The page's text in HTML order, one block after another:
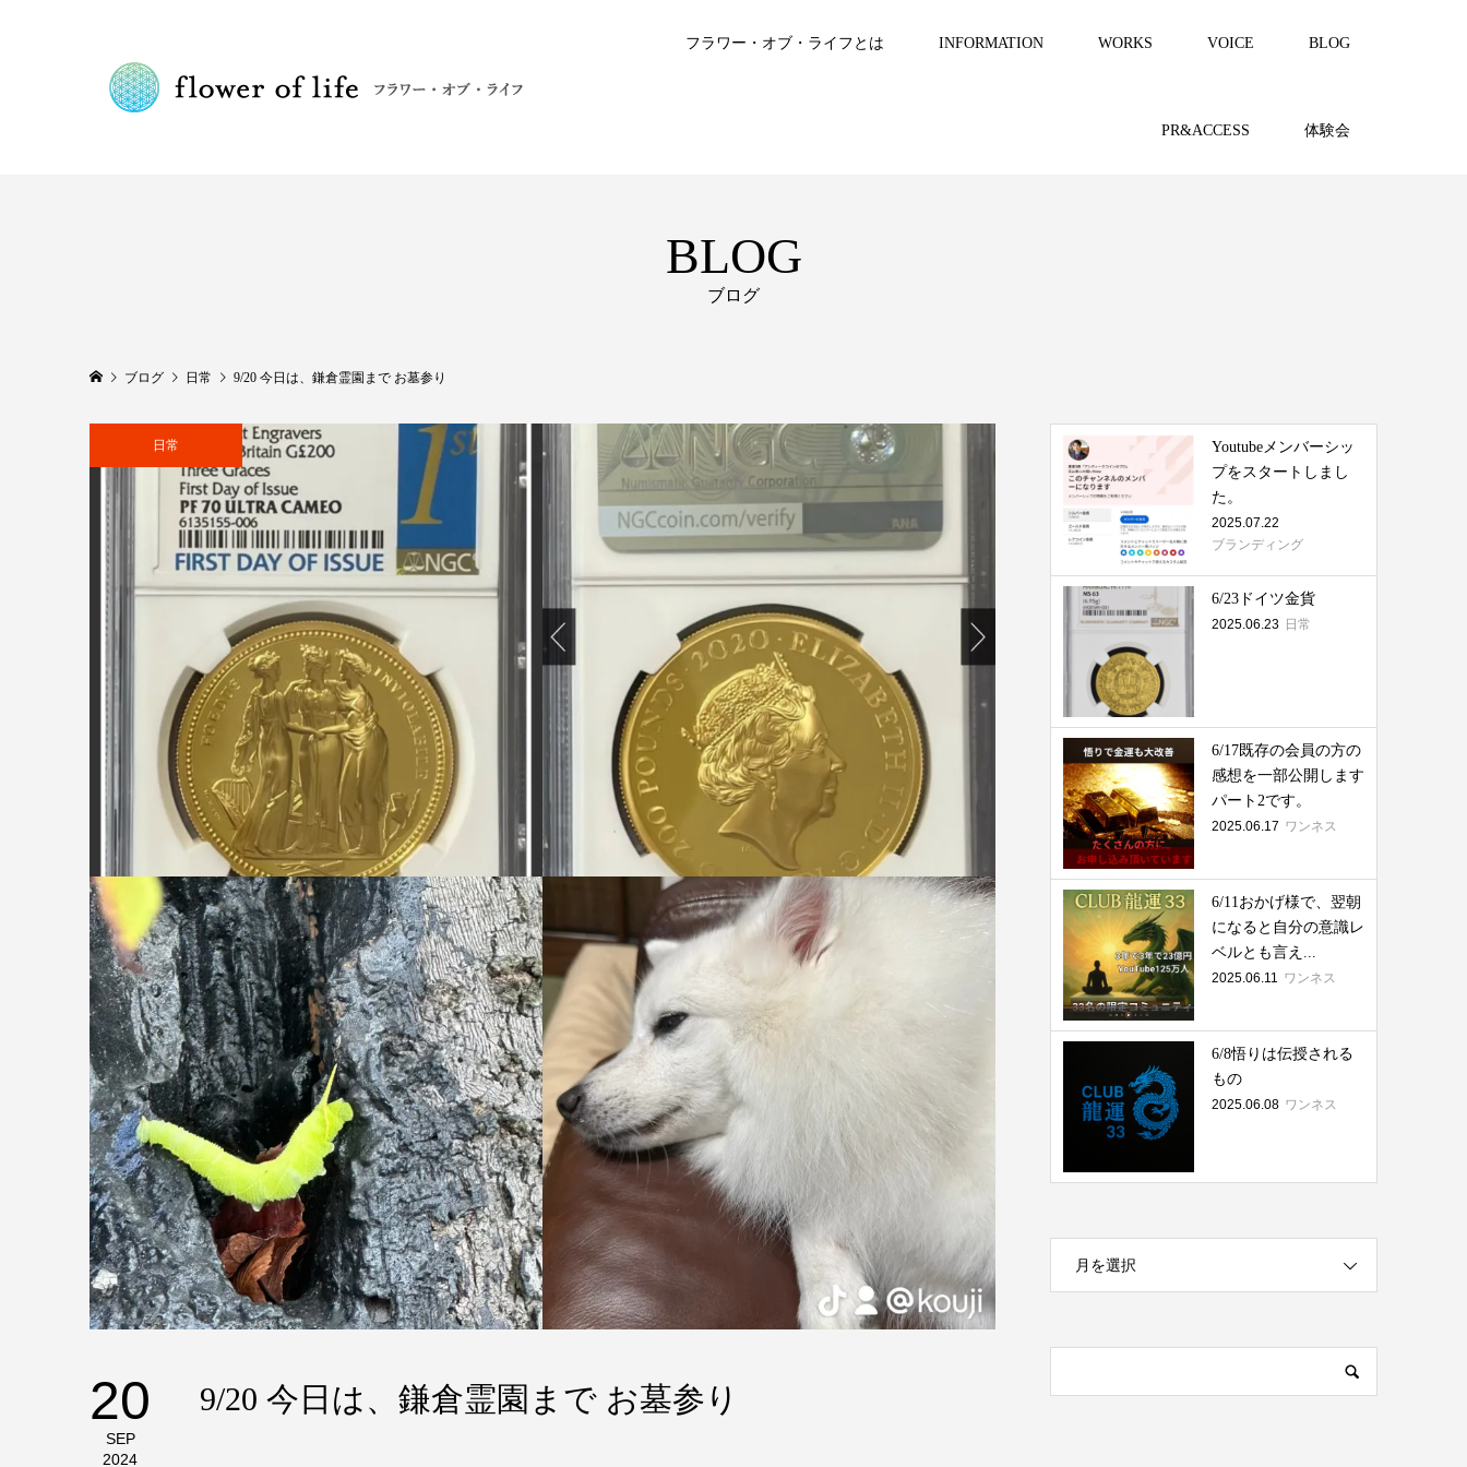
フラワー・オブ・ライフとは INFORMATION WORKS VOICE BLOG
PR&ACCESS 体験会
BLOG
ブログ
ブログ 日常 9/20 今日は、鎌倉霊園まで お墓参り
日常
20
SEP
2024
9/20 今日は、鎌倉霊園まで お墓参り
Youtubeメンバーシッ
プをスタートしまし
た。
2025.07.22
ブランディング
6/23ドイツ金貨
2025.06.23 日常
6/17既存の会員の方の
感想を一部公開します
パート2です。
2025.06.17 ワンネス
6/11おかげ様で、翌朝
になると自分の意識レ
ベルとも言え...
2025.06.11 ワンネス
6/8悟りは伝授される
もの
2025.06.08 ワンネス
月を選択